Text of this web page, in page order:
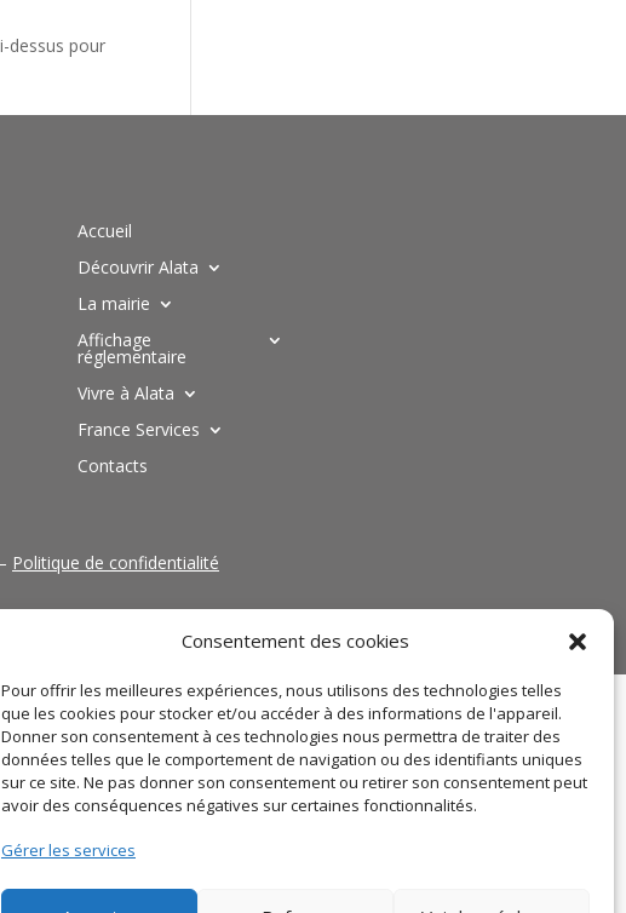
Consentement des cookies
Pour offrir les meilleures expériences, nous utilisons des technologies telles
que les cookies pour stocker et/ou accéder à des informations de l'appareil.
Donner son consentement à ces technologies nous permettra de traiter des
données telles que le comportement de navigation ou des identifiants uniques
sur ce site. Ne pas donner son consentement ou retirer son consentement peut
avoir des conséquences négatives sur certaines fonctionnalités.
Gérer les services
dessus pour
Accueil
Découvrir Alata
La mairie
Affichage
réglementaire
Vivre à Alata
France Services
Contacts
– Politique de confidentialité